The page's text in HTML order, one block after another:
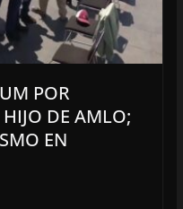
POR
DE AMLO;
EN